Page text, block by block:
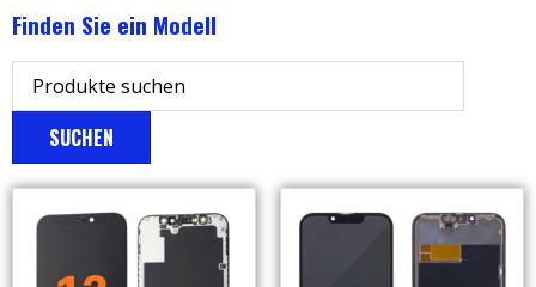
Finden Sie ein Modell
SUCHEN